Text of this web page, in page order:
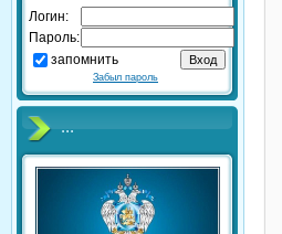
Логин:
Пароль:
запомнить
Забыл пароль
...